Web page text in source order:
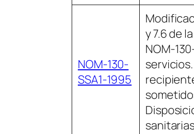
NOM-130-
SSA1-1995
y 7.6 de
NOM-